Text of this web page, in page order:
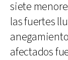
siete
las fuertes
afectados